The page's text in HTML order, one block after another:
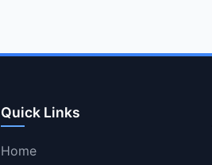
Quick Links
Home